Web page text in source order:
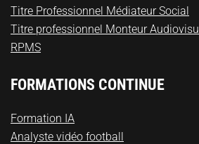
Titre Professionnel Médiateur Social
Titre professionnel Monteur
RPMS
FORMATIONS CONTINUE
Formation IA
Analyste vidéo football